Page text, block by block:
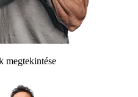
megtekintése